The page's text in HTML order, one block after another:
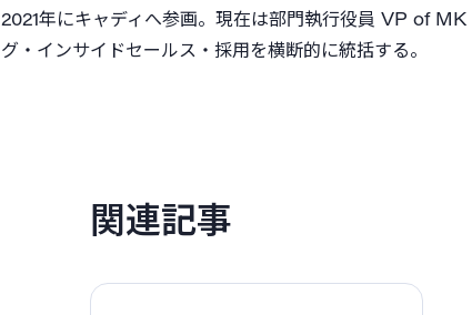
2021年にキャディへ参画。現在は部門執行役員 VP of
グ・インサイドセールス・採用を横断的に統括する。
関連記事